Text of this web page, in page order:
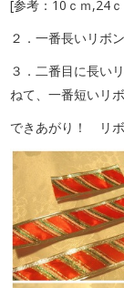
[参考：10ｃｍ,24
２．一番長いリボ
３．二番目に長い
ねて、一番短いリ
できあがり！ リボ